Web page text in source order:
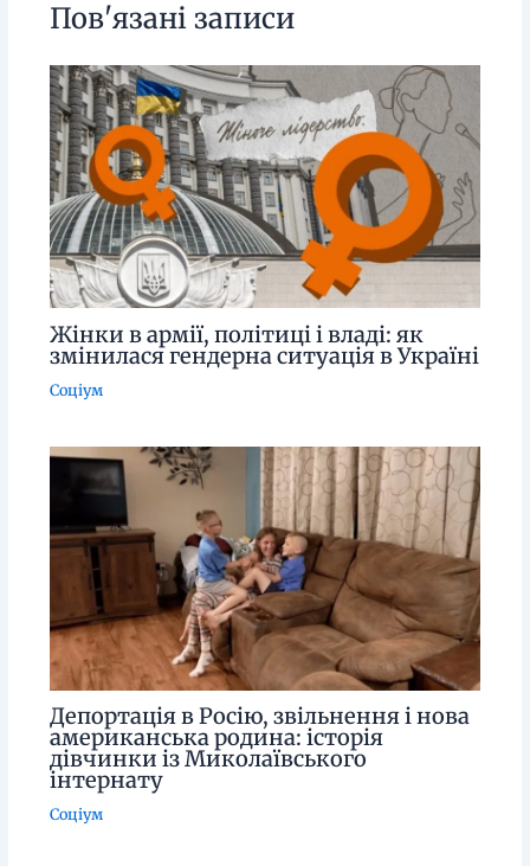
Пов'язані записи
Жінки в армії, політиці і владі: як
змінилася гендерна ситуація в Україні
Соціум
Депортація в Росію, звільнення і нова
американська родина: історія
дівчинки із Миколаївського
інтернату
Соціум